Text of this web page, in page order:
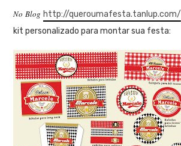
No Bloghttp://queroumafesta.tanlup.com/
kit personalizado para montar sua festa: